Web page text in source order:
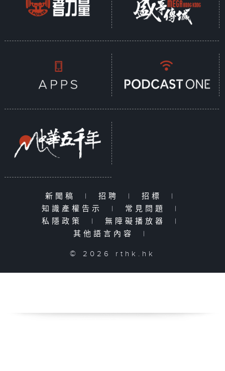
新聞稿 | 招聘 | 招標
|
知識產權告示
| 常見問題
|
私隱政策
| 無障礙播放器
|
其他語言內容
|
© 2026 rthk.hk